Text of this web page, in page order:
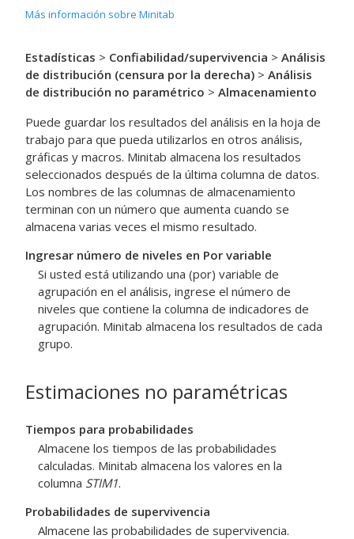
Más información sobre Minitab
Estadísticas > Confiabilidad/supervivencia > Análisis
de distribución (censura por la derecha) > Análisis
de distribución no paramétrico > Almacenamiento
Puede guardar los resultados del análisis en la hoja de
trabajo para que pueda utilizarlos en otros análisis,
gráficas y macros. Minitab almacena los resultados
seleccionados después de la última columna de datos.
Los nombres de las columnas de almacenamiento
terminan con un número que aumenta cuando se
almacena varias veces el mismo resultado.
Ingresar número de niveles en Por variable
Si usted está utilizando una (por) variable de
agrupación en el análisis, ingrese el número de
niveles que contiene la columna de indicadores de
agrupación. Minitab almacena los resultados de cada
grupo.
Estimaciones no paramétricas
Tiempos para probabilidades
Almacene los tiempos de las probabilidades
calculadas. Minitab almacena los valores en la
columna STIM1.
Probabilidades de supervivencia
Almacene las probabilidades de supervivencia.